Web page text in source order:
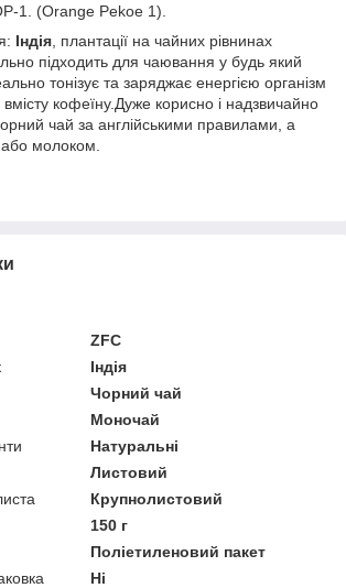
1. (Orange Pekoe 1).
Індія , плантації на чайних рівнинах
підходить для чаювання у будь який
тонізує та заряджає енергією організм
кофеїну.Дуже корисно і надзвичайно
чай за англійськими правилами, а
молоком.
ZFC
Індія
Чорний чай
Моночай
Натуральні
Листовий
Крупнолистовий
150 г
Поліетиленовий пакет
Ні